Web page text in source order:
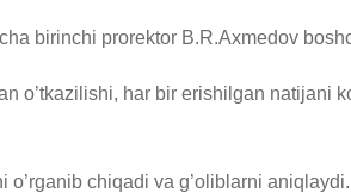
birinchi prorektor B.R.Axmedov
o’tkazilishi, har bir erishilgan natijani
o’rganib chiqadi va g’oliblarni aniqlaydi.